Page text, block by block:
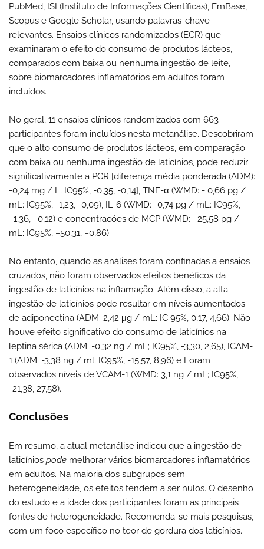
PubMed, ISI (Instituto de Informações Científicas), EmBase,
Scopus e Google Scholar, usando palavras-chave
relevantes. Ensaios clínicos randomizados (ECR) que
examinaram o efeito do consumo de produtos lácteos,
comparados com baixa ou nenhuma ingestão de leite,
sobre biomarcadores inflamatórios em adultos foram
incluídos.
No geral, 11 ensaios clínicos randomizados com 663
participantes foram incluídos nesta metanálise. Descobriram
que o alto consumo de produtos lácteos, em comparação
com baixa ou nenhuma ingestão de laticínios, pode reduzir
significativamente a PCR [diferença média ponderada (ADM):
-0,24 mg / L; IC95%, -0,35, -0,14], TNF-α (WMD: - 0,66 pg /
mL; IC95%, -1,23, -0,09), IL-6 (WMD: -0,74 pg / mL; IC95%,
−1,36, −0,12) e concentrações de MCP (WMD: −25,58 pg /
mL; IC95%, −50,31, −0,86).
No entanto, quando as análises foram confinadas a ensaios
cruzados, não foram observados efeitos benéficos da
ingestão de laticínios na inflamação. Além disso, a alta
ingestão de laticínios pode resultar em níveis aumentados
de adiponectina (ADM: 2,42 μg / mL; IC 95%, 0,17, 4,66). Não
houve efeito significativo do consumo de laticínios na
leptina sérica (ADM: -0,32 ng / mL; IC95%, -3,30, 2,65), ICAM-
1 (ADM: -3,38 ng / ml; IC95%, -15,57, 8,96) e Foram
observados níveis de VCAM-1 (WMD: 3,1 ng / mL; IC95%,
-21,38, 27,58).
Conclusões
Em resumo, a atual metanálise indicou que a ingestão de
laticínios pode melhorar vários biomarcadores inflamatórios
em adultos. Na maioria dos subgrupos sem
heterogeneidade, os efeitos tendem a ser nulos. O desenho
do estudo e a idade dos participantes foram as principais
fontes de heterogeneidade. Recomenda-se mais pesquisas,
com um foco específico no teor de gordura dos laticínios.